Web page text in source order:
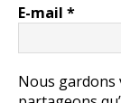
E-mail *
Nous gardons